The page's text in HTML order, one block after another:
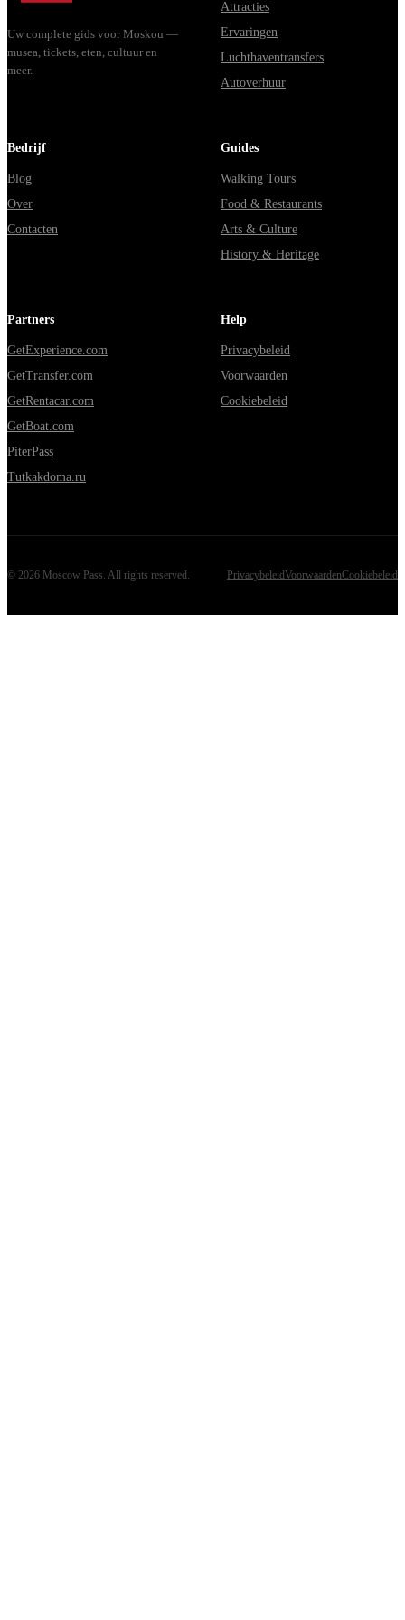
Uw complete gids voor Moskou —
musea, tickets, eten, cultuur en
meer.
Attracties
Ervaringen
Luchthaventransfers
Autoverhuur
Bedrijf
Blog
Over
Contacten
Guides
Walking Tours
Food & Restaurants
Arts & Culture
History & Heritage
Partners
GetExperience.com
GetTransfer.com
GetRentacar.com
GetBoat.com
PiterPass
Tutkakdoma.ru
Help
Privacybeleid
Voorwaarden
Cookiebeleid
© 2026 Moscow Pass. All rights reserved. PrivacybeleidVoorwaardenCookiebeleid